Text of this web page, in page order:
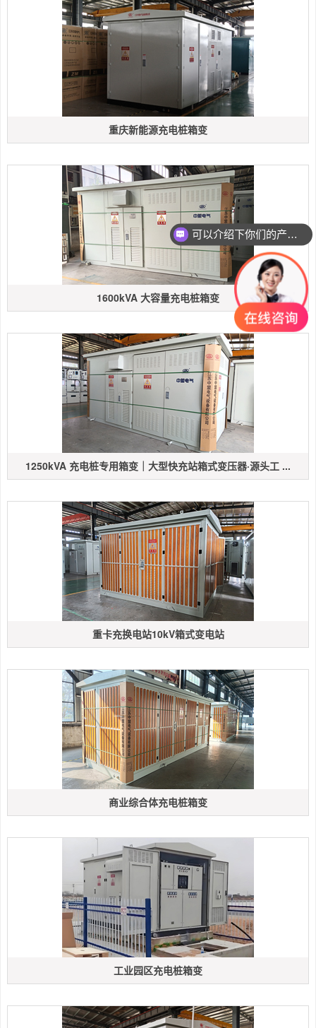
重庆新能源充电桩箱变
1600kVA 大容量充电桩箱变
1250kVA 充电桩专用箱变｜大型快充站箱式变压器·源头工 ...
重卡充换电站10kV箱式变电站
商业综合体充电桩箱变
工业园区充电桩箱变
你们是怎么收费的呢